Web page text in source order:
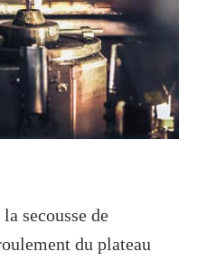
secousse de
du plateau